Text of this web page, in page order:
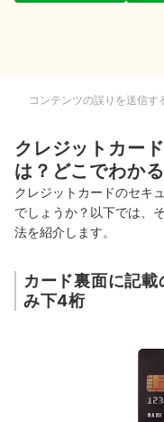
コンテンツの誤りを送信す
クレジットカー
は？どこでわか
クレジットカードのセキ
でしょうか？以下では、
法を紹介します。
カード裏面に記
み下4桁